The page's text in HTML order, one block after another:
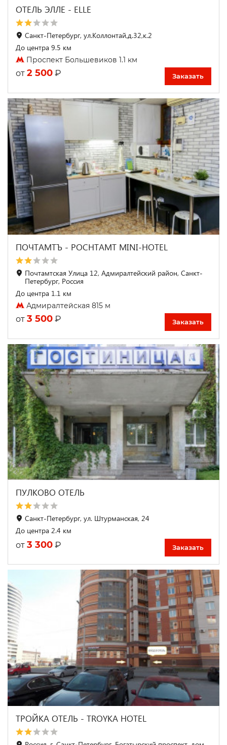
ОТЕЛЬ ЭЛЛЕ - ELLE
Санкт-Петербург, ул.Коллонтай,д.32,к.2
До центра 9.5 км
Проспект Большевиков 1.1 км
от 2 500 ₽ Заказать
ПОЧТАМТЪ - POCHTAMT MINI-HOTEL
Почтамтская Улица 12, Адмиралтейский район, Санкт-
Петербург, Россия
До центра 1.1 км
Адмиралтейская 815 м
от 3 500 ₽ Заказать
ПУЛКОВО ОТЕЛЬ
Санкт-Петербург, ул. Штурманская, 24
До центра 2.4 км
от 3 300 ₽ Заказать
ТРОЙКА ОТЕЛЬ - TROYKA HOTEL